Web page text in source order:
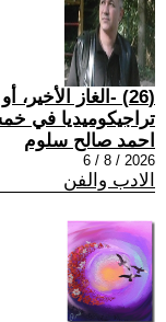
(26) -الغاز
تراجيكوميديا في
احمد صالح سلوم
2026 / 8 / 6
الادب والفن